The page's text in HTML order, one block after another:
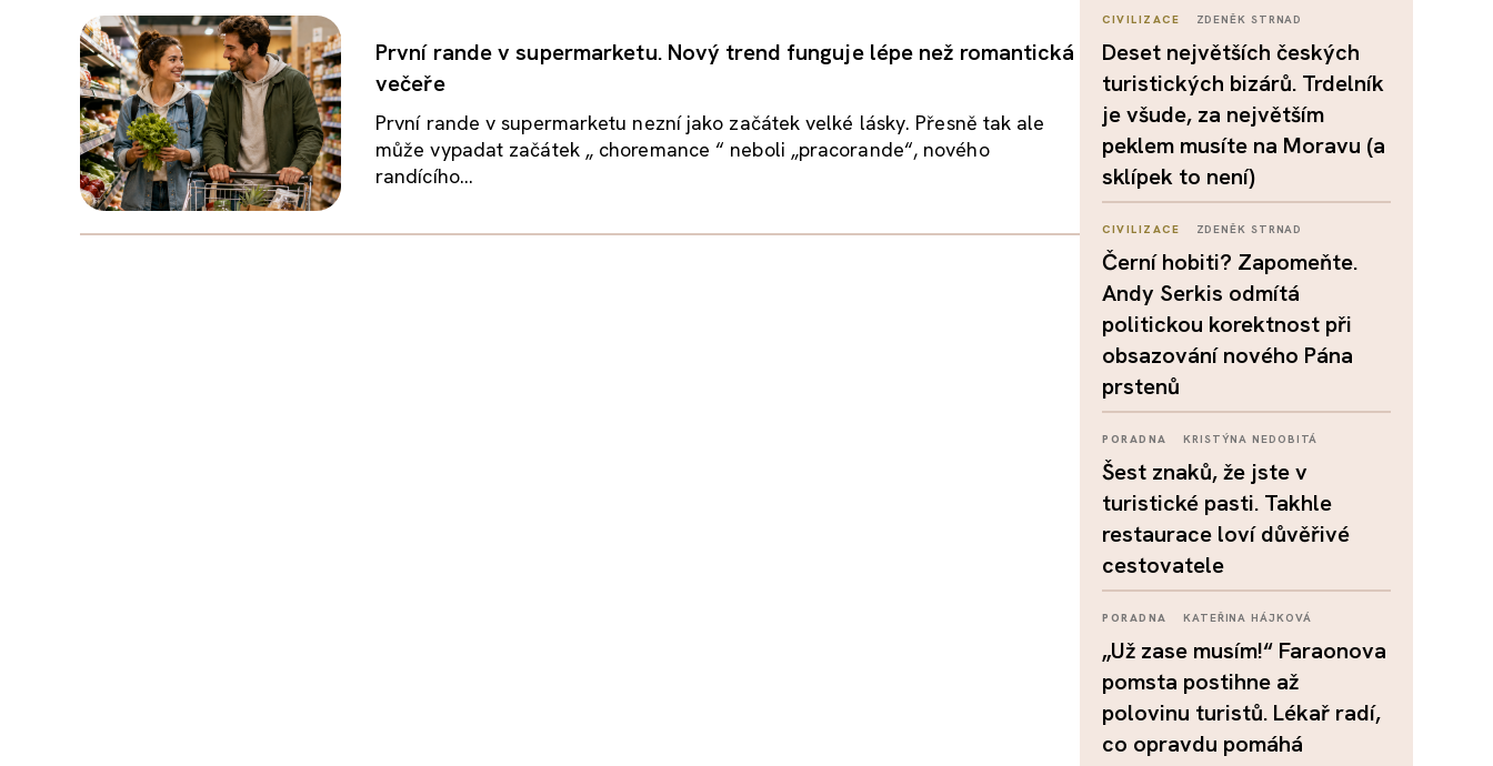
První rande v supermarketu. Nový trend funguje lépe než romantická
večeře
První rande v supermarketu nezní jako začátek velké lásky. Přesně tak ale
může vypadat začátek „ choremance “ neboli „pracorande“, nového
randícího...
CIVILIZACE ZDENĚK STRNAD
Deset největších českých
turistických bizárů. Trdelník
je všude, za největším
peklem musíte na Moravu (a
sklípek to není)
CIVILIZACE ZDENĚK STRNAD
Černí hobiti? Zapomeňte.
Andy Serkis odmítá
politickou korektnost při
obsazování nového Pána
prstenů
PORADNA KRISTÝNA NEDOBITÁ
Šest znaků, že jste v
turistické pasti. Takhle
restaurace loví důvěřivé
cestovatele
PORADNA KATEŘINA HÁJKOVÁ
„Už zase musím!“ Faraonova
pomsta postihne až
polovinu turistů. Lékař radí,
co opravdu pomáhá